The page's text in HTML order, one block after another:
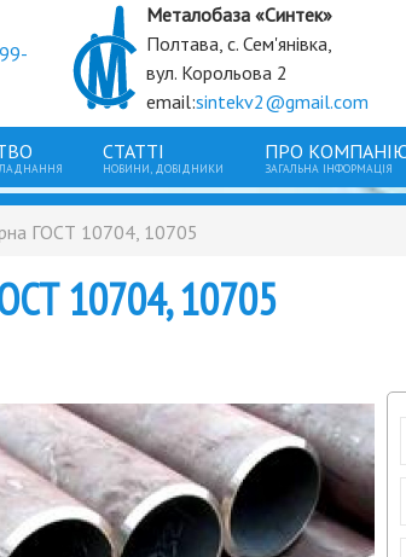
Металобаза «Синтек»
Полтава, с. Сем'янівка,
вул. Корольова 2
email:sintekv2@gmail.com
СТАТТІ
НОВИНИ, ДОВІДНИКИ
ПРО
ЗАГАЛЬНА ІНФОРМАЦІЯ
ГОСТ 10704, 10705
10704, 10705